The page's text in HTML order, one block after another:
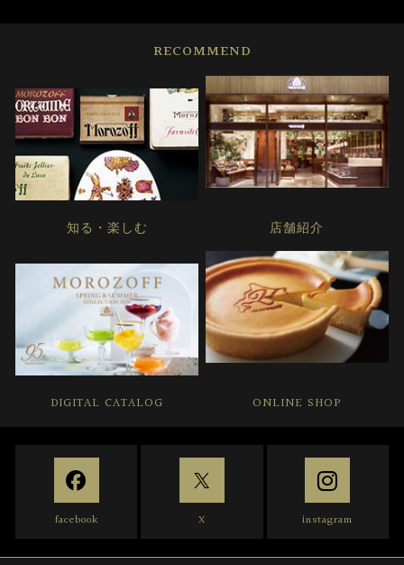
RECOMMEND
知る・楽しむ 店舗紹介
DIGITAL CATALOG ONLINE SHOP
facebook X instagram